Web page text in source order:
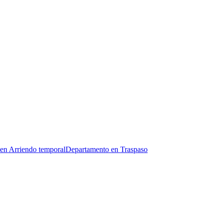
Arriendo temporalDepartamento en Traspaso